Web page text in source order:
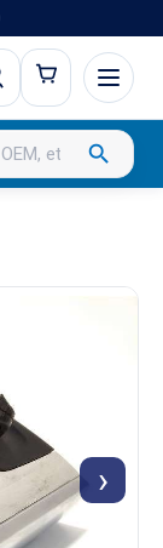
search
›